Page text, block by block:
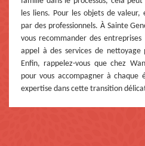
les liens. Pour les objets de
par des professionnels. À Sainte
vous recommander des
appel à des services de
Enfin, rappelez-vous que chez
pour vous accompagner à
expertise dans cette transition